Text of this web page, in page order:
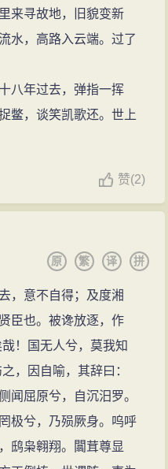
来寻故地，旧貌变新
水，高路入云端。过了
八年过去，弹指一挥
鳖，谈笑凯歌还。世上
赞(2)
拼
译
繁
原
意不自得；及度湘
臣也。被谗放逐，作
哉！国无人兮，莫我知
，因自喻，其辞曰：
屈原兮，自沉汨罗。
极兮，乃殒厥身。呜呼
鸱枭翱翔。闒茸尊显